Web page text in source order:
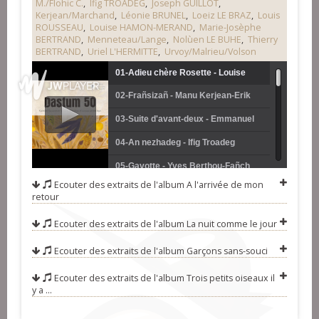
M./Flohic C., Ifig TROADEG, Joseph GUILLOT,
Kerjean/Marchand, Léonie BRUNEL, Loeiz LE BRAZ, Louis
ROUSSEAU, Louise HAMON-MERAND, Marie-Josèphe
BERTRAND, Menneteau/Lange, Nolùen LE BUHE, Thierry
BERTRAND, Uriel L'HERMITTE, Urvoy/Malrieu/Volson
01-Adieu chère Rosette - Louise
Hamon-Mérand
02-Frañsizañ - Manu Kerjean-Erik
Marchand (fisel)
03-Suite d'avant-deux - Emmanuel
Rondin
04-An nezhadeg - Ifig Troadeg
05-Gavotte - Yves Berthou-Fañch
Pérennès (ton simple)
06-Un petit tour à la ridée - Brou-
l'Hermitte
09-Kimiad paotred Plouilio - Marie-
Josèphe Bertrand
10-Gavotenn giz ar Faoued - Pierre
Ecouter des extraits de l'album A l'arrivée de mon
retour
Ecouter des extraits de l'album La nuit comme le jour
Ecouter des extraits de l'album Garçons sans-souci
Ecouter des extraits de l'album Trois petits oiseaux il
y a ...